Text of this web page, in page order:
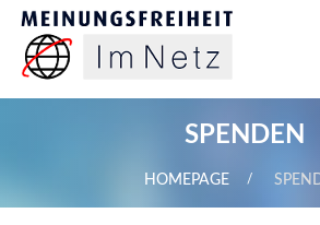
SPENDEN
HOMEPAGE